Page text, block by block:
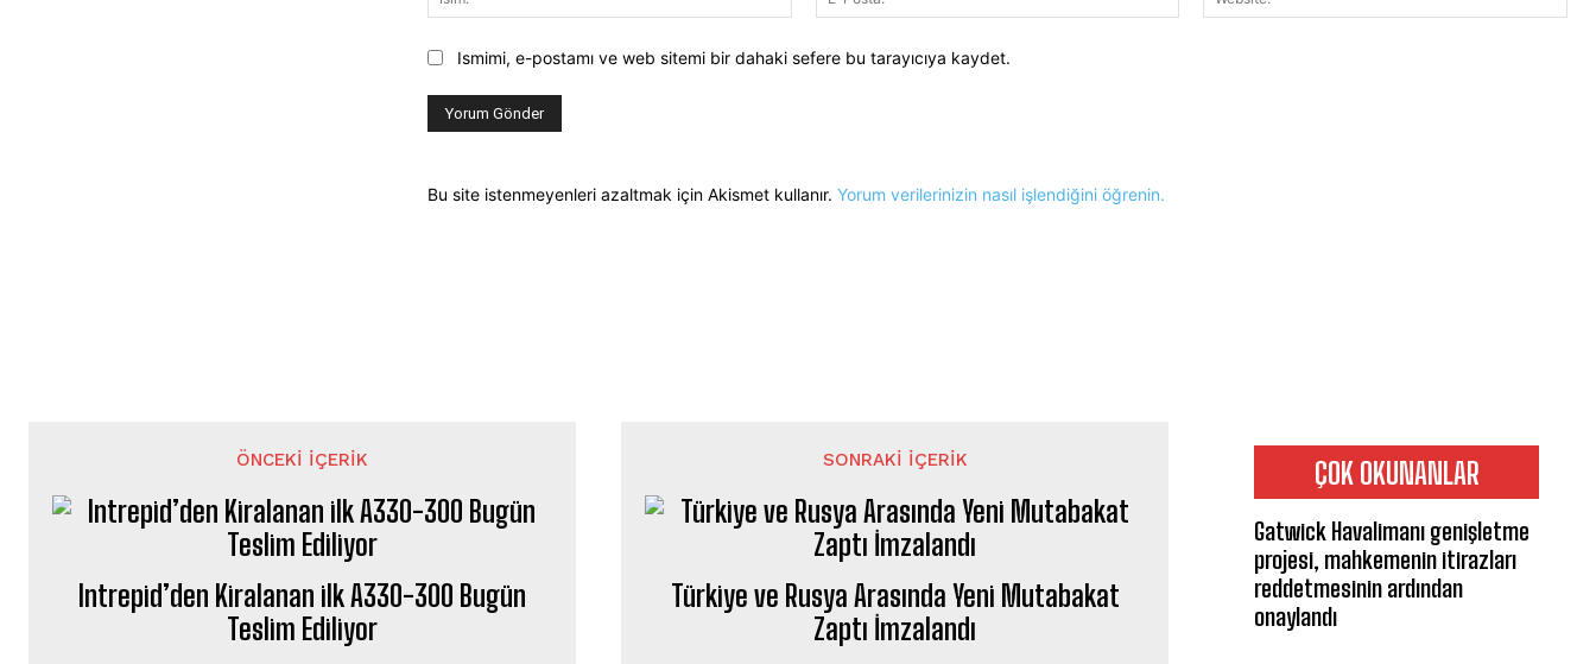
Posta:*
Ismimi, e-postamı ve web sitemi bir dahaki sefere bu tarayıcıya kaydet.
Bu site istenmeyenleri azaltmak için Akismet kullanır. Yorum verilerinizin nasıl işlendiğini öğrenin.
ÖNCEKI İÇERIK
Intrepid’den Kiralanan ilk A330-300 Bugün
Teslim Ediliyor
SONRAKI İÇERIK
Türkiye ve Rusya Arasında Yeni Mutabakat
Zaptı İmzalandı
ÇOK OKUNANLAR
Gatwick Havalimanı genişletme
projesi, mahkemenin itirazları
reddetmesinin ardından
onaylandı